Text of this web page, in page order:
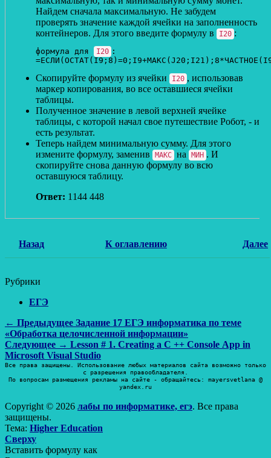
Найдем сначала максимальную. Не забудем
проверять значение каждой ячейки на заполненность
контейнеров. Для этого введите формулу в
I20 :
формула для I20 :
Скопируйте формулу из ячейки I20 , использовав
маркер копирования, во все оставшиеся ячейки
таблицы.
Полученное значение в левой верхней ячейке
таблицы, с которой начал свое путешествие Робот, - и
есть результат.
Теперь найдем минимальную сумму. Для этого
измените формулу, заменив
МАКС на МИН . И
скопируйте снова данную формулу во всю
оставшуюся таблицу.
Ответ: 1144 448
Назад К оглавлению Далее
Рубрики
ЕГЭ
Навигация
по
записям
← Предыдущее Предыдущая
запись:
Задание 17 ЕГЭ информатика по теме
«Обработка целочисленной информации»
Следующее → Следующая
запись:
Lesson # 1. Creating a C ++ Console App in
Microsoft Visual Studio
Все права защищены. Использование любых материалов сайта возможно только
с разрешения правообладателя.
По вопросам размещения рекламы на сайте - обращайтесь: mayersvetlana @
yandex.ru
Copyright © 2026 лабы по информатике, егэ. Все права
защищены.
Тема: Higher Education
Прокрутить
вверх
Сверху
Вставить формулу как